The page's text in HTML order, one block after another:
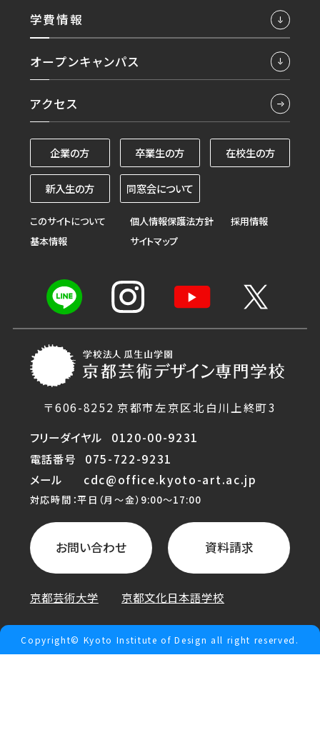
〒606-8252 京都市左京区北白川上終町3
フリーダイヤル
0120-00-9231
電話番号
075-722-9231
メール
cdc@office.kyoto-art.ac.jp
対応時間：平日（月〜金）9:00〜17:00
お問い合わせ 資料請求
京都芸術大学 京都文化日本語学校
学費情報
オープンキャンパス
アクセス
企業の方 卒業生の方 在校生の方
新入生の方 同窓会について
このサイトについて 個人情報保護法方針
採用情報
基本情報
サイトマップ
Copyright© Kyoto Institute of Design all right reserved.